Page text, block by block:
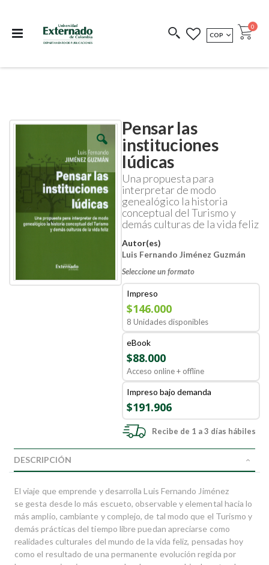
COEDICIONES REDIMIR CÓDIGO
MONEDA
COP Cart
0
Pensar las
instituciones
lúdicas
Una propuesta para
interpretar de modo
genealógico la historia
conceptual del Turismo y
demás culturas de la vida feliz
Autor(es)
Luis Fernando Jiménez Guzmán
Seleccione un formato
Impreso
$146.000
8 Unidades disponibles
eBook
$88.000
Acceso online + offline
Impreso bajo demanda
$191.906
Recibe de 1 a 3 días hábiles
Skip
of
Skip
beginning
of
DESCRIPCIÓN
El viaje que emprende y desarrolla Luis Fernando Jiménez
se gesta desde lo más escueto, observable y elemental hacia lo
más amplio, cambiante y complejo, de tal modo que el Turismo y
demás prácticas del tiempo libre puedan apreciarse como
realidades culturales del mundo de la vida feliz, pensadas hoy
como el resultado de una permanente evolución regida por